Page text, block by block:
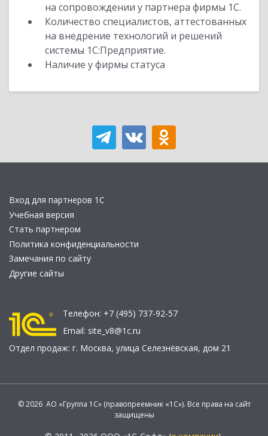
на сопровождении у партнера фирмы 1С.
Количество специалистов, аттестованных
на внедрение технологий и решений
системы 1С:Предприятие.
Наличие у фирмы статуса
Вход для партнеров 1С
Учебная версия
Стать партнером
Политика конфиденциальности
Замечания по сайту
Другие сайты
Телефон: +7 (495) 737-92-57
Email: site_v8@1c.ru
Отдел продаж: г. Москва, улица Селезнёвская, дом 21
© 2026 АО «Группа 1С» (правопреемник «1С»). Все права на сайт
защищены